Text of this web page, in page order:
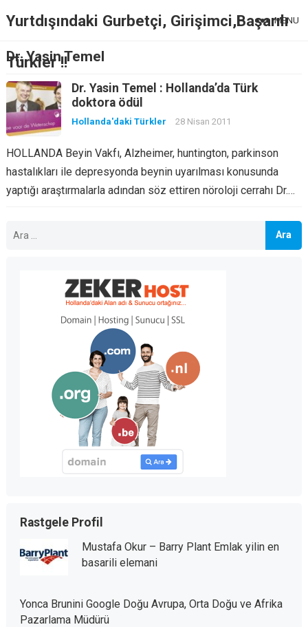
Yurtdışındaki Gurbetçi, Girişimci,Başarılı
Türkler !!
MENU
Dr. Yasin Temel
Dr. Yasin Temel : Hollanda’da Türk
doktora ödül
Hollanda'daki Türkler 28 Nisan 2011
HOLLANDA Beyin Vakfı, Alzheimer, huntington, parkinson
hastalıkları ile depresyonda beynin uyarılması konusunda
yaptığı araştırmalarla adından söz ettiren nöroloji cerrahı Dr.…
Rastgele Profil
Mustafa Okur – Barry Plant Emlak yilin en
basarili elemani
Yonca Brunini Google Doğu Avrupa, Orta Doğu ve Afrika
Pazarlama Müdürü